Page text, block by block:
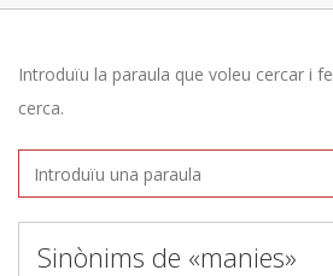
Introduïu la paraula que voleu cercar i
cerca.
Sinònims de «manies»